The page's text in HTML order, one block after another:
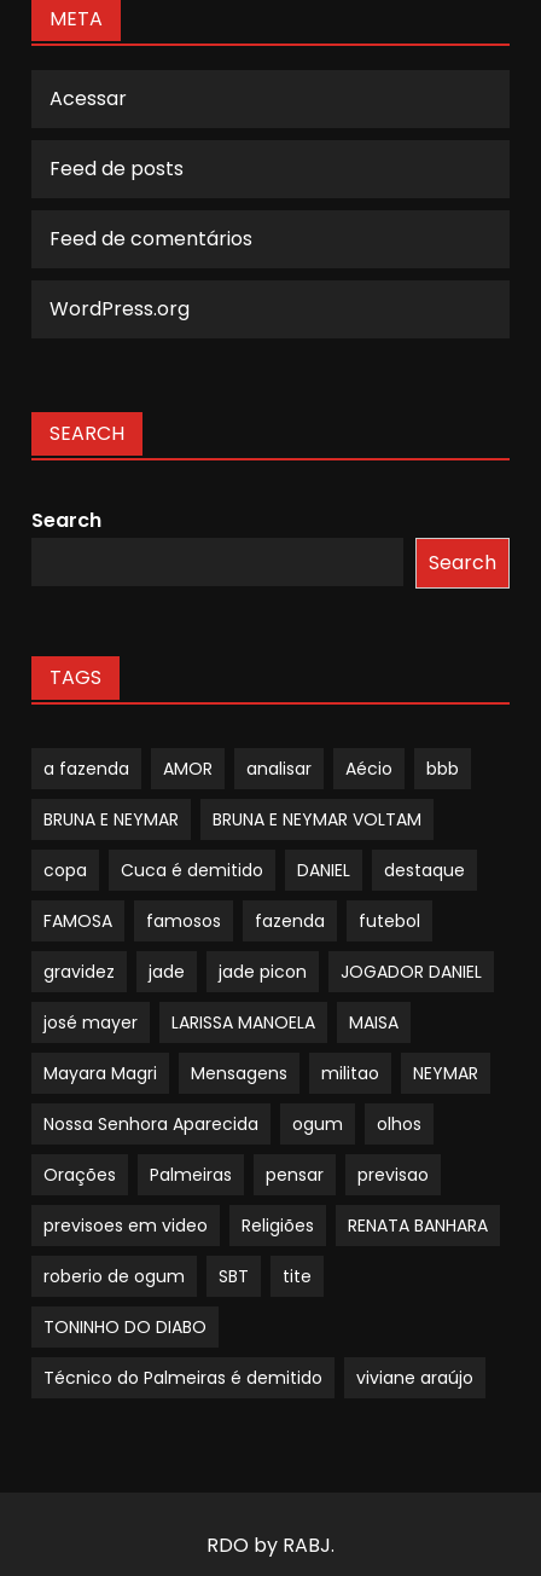
META
Acessar
Feed de posts
Feed de comentários
WordPress.org
SEARCH
Search
Search
TAGS
a fazenda AMOR analisar Aécio bbb
BRUNA E NEYMAR BRUNA E NEYMAR VOLTAM
copa Cuca é demitido DANIEL destaque
FAMOSA famosos fazenda futebol
gravidez jade jade picon JOGADOR DANIEL
josé mayer LARISSA MANOELA MAISA
Mayara Magri Mensagens militao NEYMAR
Nossa Senhora Aparecida ogum olhos
Orações Palmeiras pensar previsao
previsoes em video Religiões RENATA BANHARA
roberio de ogum SBT tite
TONINHO DO DIABO
Técnico do Palmeiras é demitido viviane araújo
RDO by RABJ.